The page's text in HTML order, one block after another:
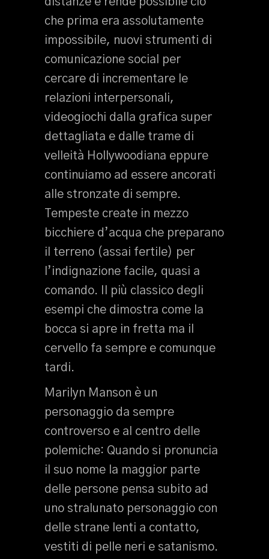
che prima era assolutamente
impossibile, nuovi strumenti di
comunicazione social per
cercare di incrementare le
relazioni interpersonali,
videogiochi dalla grafica super
dettagliata e dalle trame di
velleità Hollywoodiana eppure
continuiamo ad essere ancorati
alle stronzate di sempre.
Tempeste create in mezzo
bicchiere d’acqua che preparano
il terreno (assai fertile) per
l’indignazione facile, quasi a
comando. Il più classico degli
esempi che dimostra come la
bocca si apre in fretta ma il
cervello fa sempre e comunque
tardi.
Marilyn Manson è un
personaggio da sempre
controverso e al centro delle
polemiche: Quando si pronuncia
il suo nome la maggior parte
delle persone pensa subito ad
uno stralunato personaggio con
delle strane lenti a contatto,
vestiti di pelle neri e satanismo.